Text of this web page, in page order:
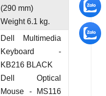
(290 mm)
Weight 6.1 kg.
Dell Multimedia
Keyboard -
KB216 BLACK
Dell Optical
Mouse - MS116